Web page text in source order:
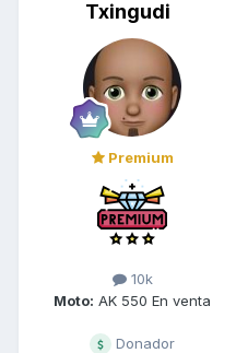
Txingudi
Premium
10k
Moto: AK 550 En venta
Donador